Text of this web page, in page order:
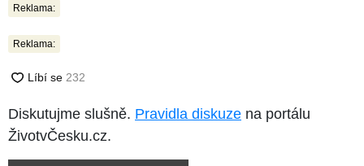
Reklama:
Reklama:
Diskutujme slušně. Pravidla diskuze na portálu
ŽivotvČesku.cz.